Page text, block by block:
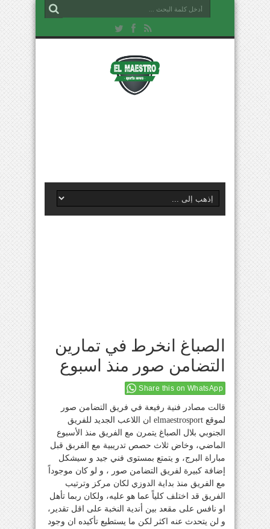
الصباغ انخرط في تمارين
التضامن صور منذ اسبوع
Share this on WhatsApp
قالت مصادر فنية رفيعة في فريق التضامن صور
لموقع elmaestrosport ان اللاعب الجديد للفريق
الجنوبي بلال الصباغ يتمرن مع الفريق منذ الأسبوع
الماضي، وخاض ثلاث حصص تدريبية مع الفربق قبل
مباراة البرج، و يتمتع بمستوى فني جيد و سيشكل
إضافة كبيرة لفريق التضامن صور ، و لو كان موجوداً
مع الفريق منذ بداية الدوزي لكان مركز وترتيب
الفريق قد اختلف كلياً عما هو عليه، ولكان ربما تأهل
او نافس على مقعد بين أندية النخبة على اقل تقدير،
و لن يتحدث عنه اكثر لكن ما يستطيع تأكيده ان وجود